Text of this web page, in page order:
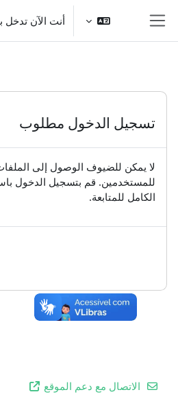
تخطى إلى المحتوى الرئيسي
أنت الآن
تسجيل الدخول مطلوب
لا يمكن للضيوف الوصول إلى
للمستخدمين. قم بتسجيل الدخول
الكامل للمتابعة.
الاتصال مع دعم الموقع